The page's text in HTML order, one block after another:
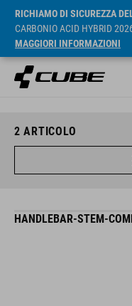
RICHIAMO DI SICUREZZA
CARBONIO ACID HYBRID
MAGGIORI INFORMAZIONI
2 ARTICOLO
HANDLEBAR-STEM-